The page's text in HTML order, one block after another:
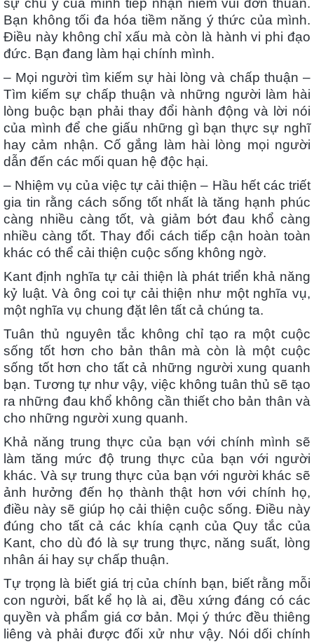
sự chú ý của mình tiếp nhận niềm vui đơn thuần.
Bạn không tối đa hóa tiềm năng ý thức của mình.
Điều này không chỉ xấu mà còn là hành vi phi đạo
đức. Bạn đang làm hại chính mình.
– Mọi người tìm kiếm sự hài lòng và chấp thuận –
Tìm kiếm sự chấp thuận và những người làm hài
lòng buộc bạn phải thay đổi hành động và lời nói
của mình để che giấu những gì bạn thực sự nghĩ
hay cảm nhận. Cố gắng làm hài lòng mọi người
dẫn đến các mối quan hệ độc hại.
– Nhiệm vụ của việc tự cải thiện – Hầu hết các triết
gia tin rằng cách sống tốt nhất là tăng hạnh phúc
càng nhiều càng tốt, và giảm bớt đau khổ càng
nhiều càng tốt. Thay đổi cách tiếp cận hoàn toàn
khác có thể cải thiện cuộc sống không ngờ.
Kant định nghĩa tự cải thiện là phát triển khả năng
kỷ luật. Và ông coi tự cải thiện như một nghĩa vụ,
một nghĩa vụ chung đặt lên tất cả chúng ta.
Tuân thủ nguyên tắc không chỉ tạo ra một cuộc
sống tốt hơn cho bản thân mà còn là một cuộc
sống tốt hơn cho tất cả những người xung quanh
bạn. Tương tự như vậy, việc không tuân thủ sẽ tạo
ra những đau khổ không cần thiết cho bản thân và
cho những người xung quanh.
Khả năng trung thực của bạn với chính mình sẽ
làm tăng mức độ trung thực của bạn với người
khác. Và sự trung thực của bạn với người khác sẽ
ảnh hưởng đến họ thành thật hơn với chính họ,
điều này sẽ giúp họ cải thiện cuộc sống. Điều này
đúng cho tất cả các khía cạnh của Quy tắc của
Kant, cho dù đó là sự trung thực, năng suất, lòng
nhân ái hay sự chấp thuận.
Tự trọng là biết giá trị của chính bạn, biết rằng mỗi
con người, bất kể họ là ai, đều xứng đáng có các
quyền và phẩm giá cơ bản. Mọi ý thức đều thiêng
liêng và phải được đối xử như vậy. Nói dối chính